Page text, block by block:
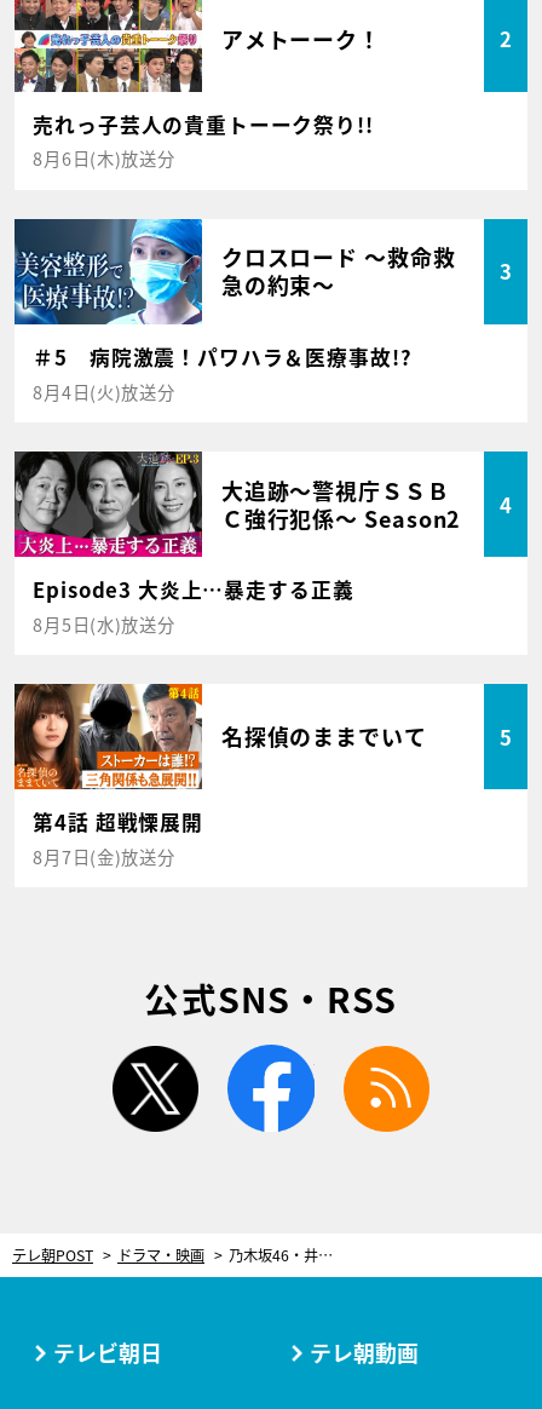
アメトーーク！ 2
売れっ子芸人の貴重トーーク祭り!!
8月6日(木)放送分
クロスロード ～救命救
急の約束～
3
＃5 病院激震！パワハラ＆医療事故!?
8月4日(火)放送分
大追跡～警視庁ＳＳＢ
Ｃ強行犯係～ Season2
4
Episode3 大炎上…暴走する正義
8月5日(水)放送分
名探偵のままでいて 5
第4話 超戦慄展開
8月7日(金)放送分
公式SNS・RSS
twitter facebook
テレ朝POST ドラマ・映画 乃木坂46・井上和、地上波ドラマ初主演！3月放送、テレビ朝日シナリオ大賞受賞作をドラマ化
テレビ朝日 テレ朝動画